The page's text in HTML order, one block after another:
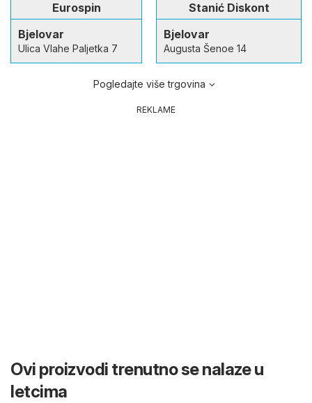
Eurospin
Bjelovar
Ulica Vlahe Paljetka 7
Stanić Diskont
Bjelovar
Augusta Šenoe 14
Pogledajte više trgovina
REKLAME
Ovi proizvodi trenutno se nalaze u
letcima